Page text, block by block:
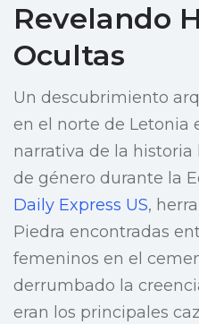
Revelando
Ocultas
Un descubrimiento
en el norte de Letonia
narrativa de la
de género durante la
Daily Express US,
Piedra encontradas
femeninos en el
derrumbado la
eran los principales